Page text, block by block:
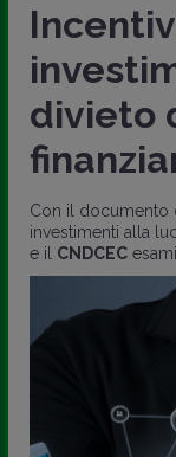
divieto
Con il documento
investimenti alla
e il CNDCEC